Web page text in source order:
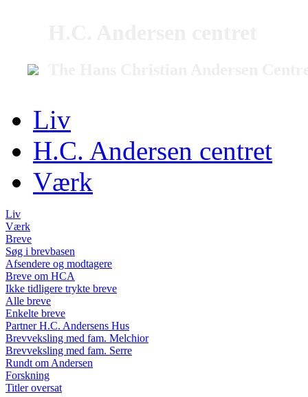
Liv
H.C. Andersen centret
Værk
Liv
Værk
Breve
Søg i brevbasen
Afsendere og modtagere
Breve om HCA
Ikke tidligere trykte breve
Alle breve
Enkelte breve
Partner H.C. Andersens Hus
Brevveksling med fam. Melchior
Brevveksling med fam. Serre
Rundt om Andersen
Forskning
Titler oversat